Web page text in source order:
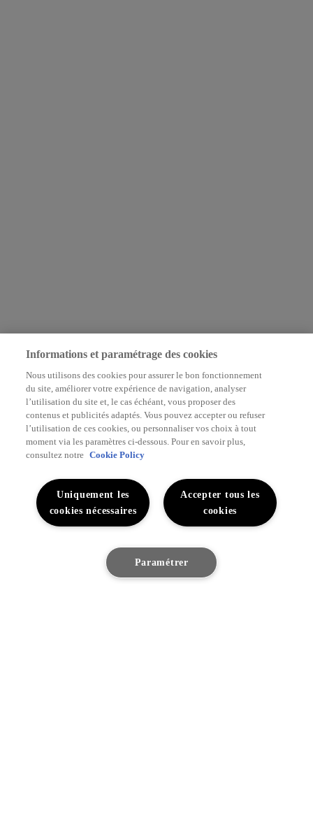
Informations et paramétrage des cookies
Nous utilisons des cookies pour assurer le bon fonctionnement
du site, améliorer votre expérience de navigation, analyser
l’utilisation du site et, le cas échéant, vous proposer des
contenus et publicités adaptés. Vous pouvez accepter ou refuser
l’utilisation de ces cookies, ou personnaliser vos choix à tout
moment via les paramètres ci-dessous. Pour en savoir plus,
consultez notre Cookie Policy
Accepter tous les
cookies
Uniquement les
cookies nécessaires
Paramétrer